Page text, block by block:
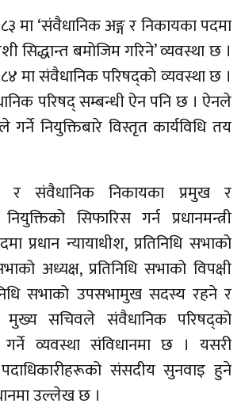
मा ‘संवैधानिक अङ्ग र निकायका पदमा
सिद्धान्त बमोजिम गरिने’ व्यवस्था छ ।
मा संवैधानिक परिषद्को व्यवस्था छ ।
परिषद् सम्बन्धी ऐन पनि छ । ऐनले
नियुक्तिबारे विस्तृत कार्यविधि तय
र संवैधानिक निकायका प्रमुख र
सिफारिस गर्न प्रधानमन्त्री
प्रधान न्यायाधीश, प्रतिनिधि सभाको
अध्यक्ष, प्रतिनिधि सभाको विपक्षी
सभाको उपसभामुख सदस्य रहने र
मुख्य सचिवले संवैधानिक परिषद्को
व्यवस्था संविधानमा छ । यसरी
संसदीय सुनवाइ हुने
उल्लेख छ ।